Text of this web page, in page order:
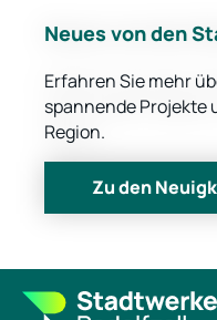
Neues von den
Erfahren Sie mehr
spannende Projekte
Region.
Zu den